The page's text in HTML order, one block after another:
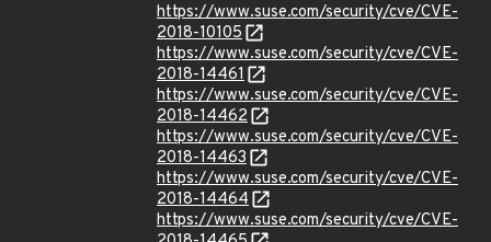
https://www.suse.com/security/cve/CVE-
2018-10105
https://www.suse.com/security/cve/CVE-
2018-14461
https://www.suse.com/security/cve/CVE-
2018-14462
https://www.suse.com/security/cve/CVE-
2018-14463
https://www.suse.com/security/cve/CVE-
2018-14464
https://www.suse.com/security/cve/CVE-